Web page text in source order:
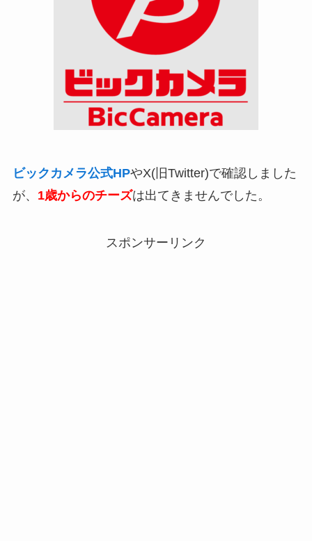
ビックカメラ公式HPやX(旧Twitter)で確認しました
が、 1歳からのチーズは出てきませんでした。
スポンサーリンク